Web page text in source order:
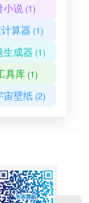
小说(1)
算器 (1)
生成器 (1)
具库 (1)
宙壁纸(2)